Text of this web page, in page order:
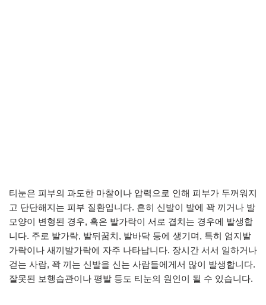
티눈은 피부의 과도한 마찰이나 압력으로 인해 피부가 두꺼워지
고 단단해지는 피부 질환입니다. 흔히 신발이 발에 꽉 끼거나 발
모양이 변형된 경우, 혹은 발가락이 서로 겹치는 경우에 발생합
니다. 주로 발가락, 발뒤꿈치, 발바닥 등에 생기며, 특히 엄지발
가락이나 새끼발가락에 자주 나타납니다. 장시간 서서 일하거나
걷는 사람, 꽉 끼는 신발을 신는 사람들에게서 많이 발생합니다.
잘못된 보행습관이나 평발 등도 티눈의 원인이 될 수 있습니다.